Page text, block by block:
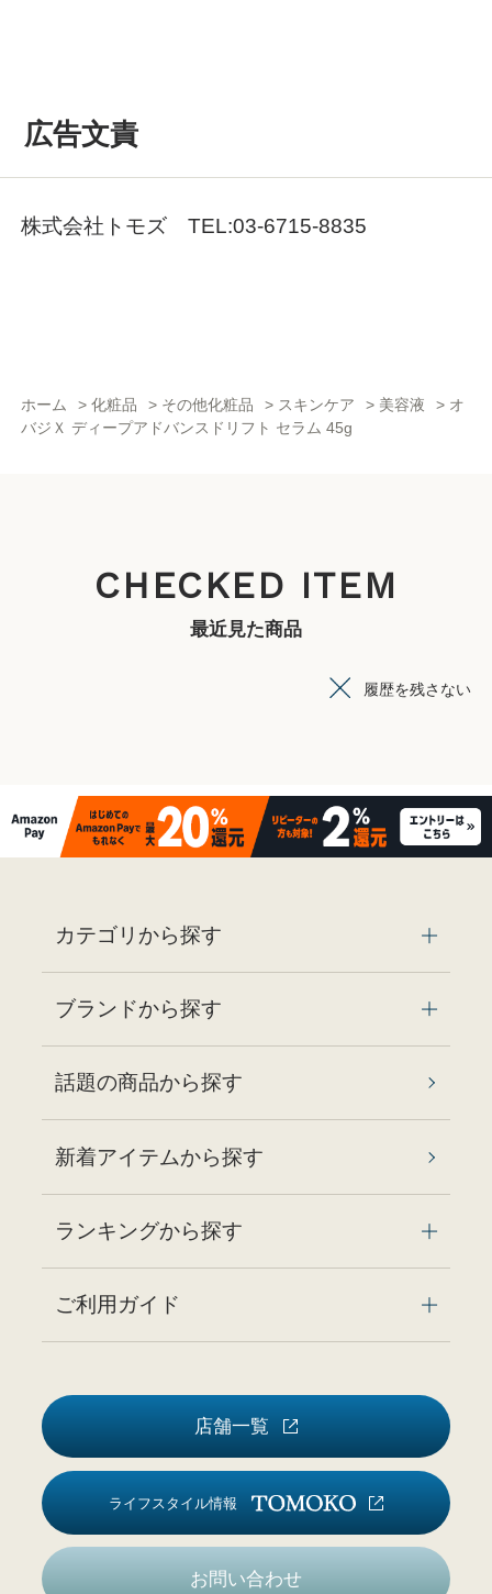
広告文責
株式会社トモズ TEL:03-6715-8835
ホーム >化粧品 > その他化粧品 > スキンケア > 美容液 > オ
バジＸ ディープアドバンスドリフト セラム 45g
CHECKED ITEM
最近見た商品
履歴を残さない
カテゴリから探す
ブランドから探す
話題の商品から探す
新着アイテムから探す
ランキングから探す
ご利用ガイド
店舗一覧
ライフスタイル情報
お問い合わせ